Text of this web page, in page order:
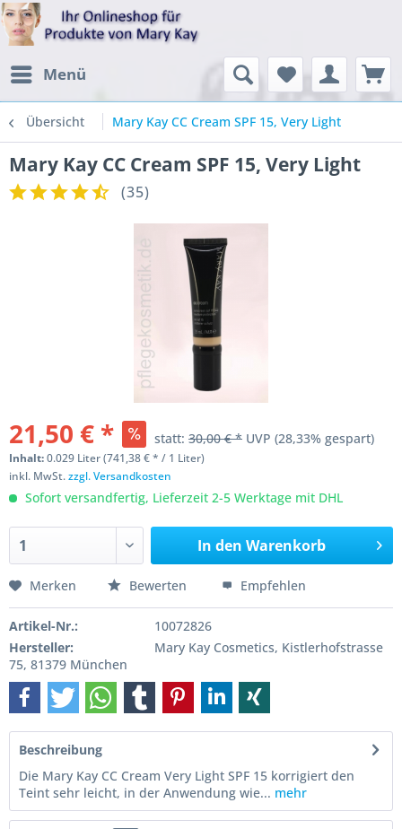
Menü
Übersicht Mary Kay CC Cream SPF 15, Very Light
Mary Kay CC Cream SPF 15, Very Light
(35)
21,50 € * statt: 30,00 € * UVP (28,33% gespart)
Inhalt:0.029 Liter (741,38 € * / 1 Liter)
inkl. MwSt.zzgl. Versandkosten
Sofort versandfertig, Lieferzeit 2-5 Werktage mit DHL
In den Warenkorb
Merken Bewerten Empfehlen
Artikel-Nr.:
10072826
Hersteller:
Mary Kay Cosmetics, Kistlerhofstrasse
75, 81379 München
Beschreibung
Die Mary Kay CC Cream Very Light SPF 15 korrigiert den
Teint sehr leicht, in der Anwendung wie... mehr